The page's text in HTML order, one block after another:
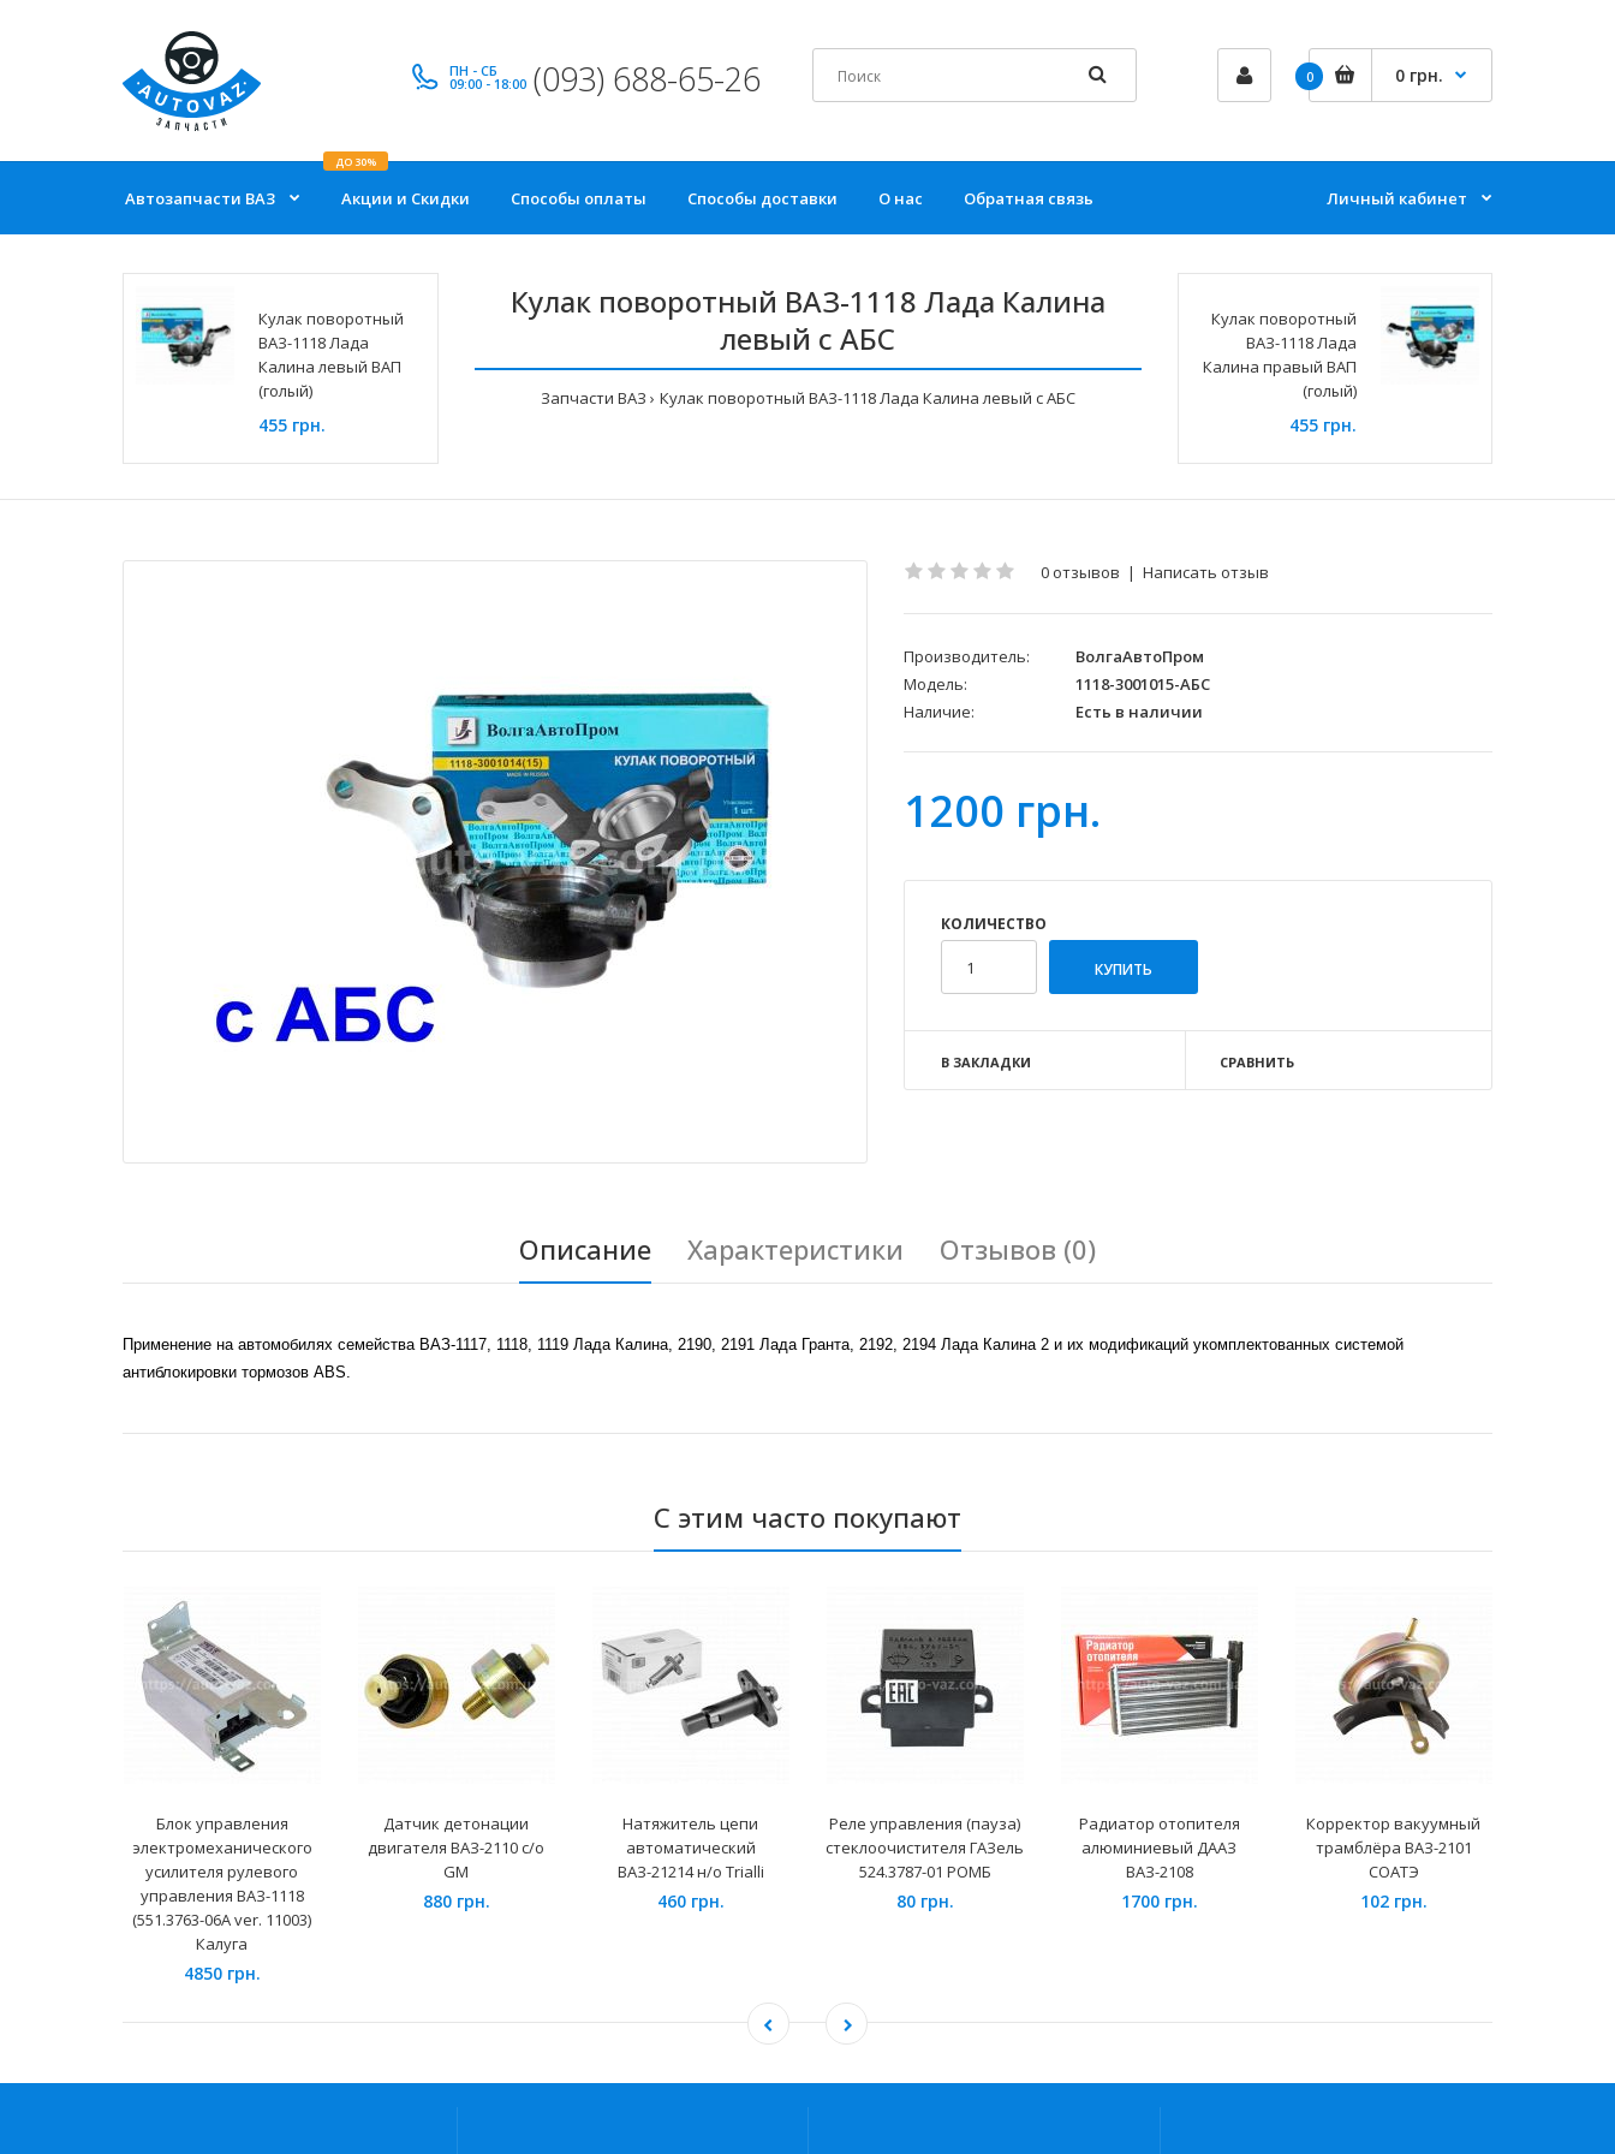
ПН - СБ
09:00 - 18:00 (093) 688-65-26 0 0 грн.
Автозапчасти ВАЗ Акции и Скидки
ДО 30%
Способы оплаты Способы доставки О нас Обратная связь Личный кабинет
Кулак поворотный
ВАЗ-1118 Лада
Калина левый ВАП
(голый)
455 грн.
Кулак поворотный ВАЗ-1118 Лада Калина
левый с АБС
Запчасти ВАЗ Кулак поворотный ВАЗ-1118 Лада Калина левый с АБС
Кулак поворотный
ВАЗ-1118 Лада
Калина правый ВАП
(голый)
455 грн.
0 отзывов | Написать отзыв
Производитель:
ВолгаАвтоПром
Модель:
1118-3001015-АБС
Наличие:
Есть в наличии
1200 грн.
КОЛИЧЕСТВО
В ЗАКЛАДКИ СРАВНИТЬ
Описание Характеристики Отзывов (0)
Применение на автомобилях семейства ВАЗ-1117, 1118, 1119 Лада Калина, 2190, 2191 Лада Гранта, 2192, 2194 Лада Калина 2 и их модификаций укомплектованных системой
антиблокировки тормозов ABS.
С этим часто покупают
Блок управления
электромеханического
усилителя рулевого
управления ВАЗ-1118
(551.3763-06А ver. 11003)
Калуга
4850 грн.
Датчик детонации
двигателя ВАЗ-2110 с/о
GM
880 грн.
Натяжитель цепи
автоматический
ВАЗ-21214 н/о Trialli
460 грн.
Реле управления (пауза)
стеклоочистителя ГАЗель
524.3787-01 РОМБ
80 грн.
Радиатор отопителя
алюминиевый ДААЗ
ВАЗ-2108
1700 грн.
Корректор вакуумный
трамблёра ВАЗ-2101
СОАТЭ
102 грн.